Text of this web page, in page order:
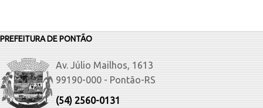
PREFEITURA DE PONTÃO
Av. Júlio Mailhos, 1613
99190-000 - Pontão-RS
(54) 2560-0131